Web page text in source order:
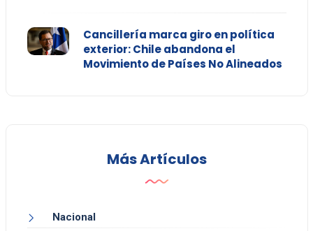
Cancillería marca giro en política
exterior: Chile abandona el
Movimiento de Países No Alineados
Más Artículos
Nacional